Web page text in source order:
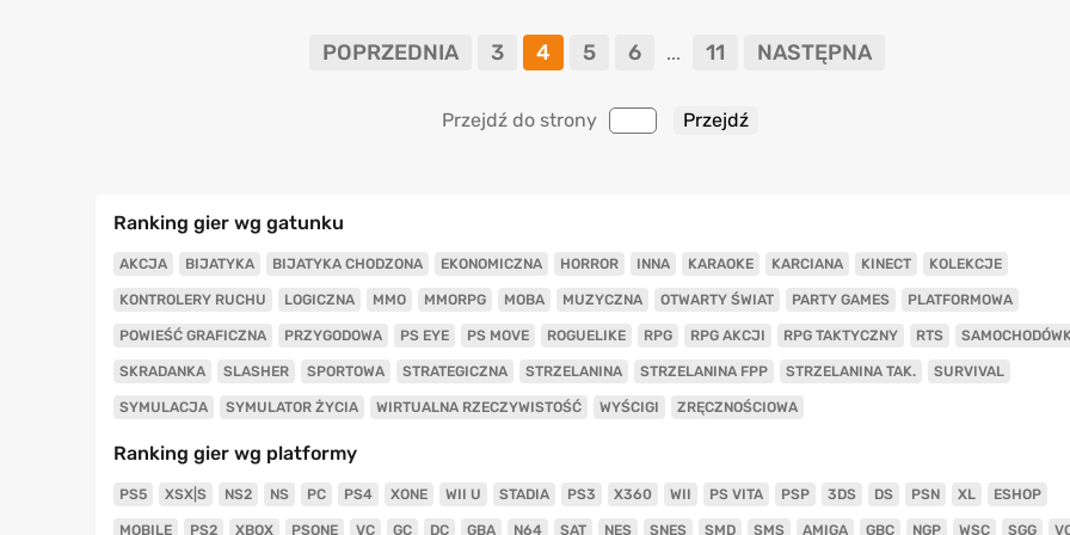
POPRZEDNIA 3 4 5 6 ... 11 NASTĘPNA
Przejdź do strony
Ranking gier wg gatunku
AKCJA BIJATYKA BIJATYKA CHODZONA EKONOMICZNA HORROR INNA KARAOKE KARCIANA KINECT KOLEKCJE
KONTROLERY RUCHU LOGICZNA MMO MMORPG MOBA MUZYCZNA OTWARTY ŚWIAT PARTY GAMES PLATFORMOWA
POWIEŚĆ GRAFICZNA PRZYGODOWA PS EYE PS MOVE ROGUELIKE RPG RPG AKCJI RPG TAKTYCZNY RTS
SKRADANKA SLASHER SPORTOWA STRATEGICZNA STRZELANINA STRZELANINA FPP STRZELANINA TAK. SURVIVAL
SYMULACJA SYMULATOR ŻYCIA WIRTUALNA RZECZYWISTOŚĆ WYŚCIGI ZRĘCZNOŚCIOWA
Ranking gier wg platformy
PS5 XSX|S NS2 NS PC PS4 XONE WII U STADIA PS3 X360 WII PS VITA PSP 3DS DS PSN XL ESHOP
MOBILE PS2 XBOX PSONE VC GC DC GBA N64 SAT NES SNES SMD SMS AMIGA GBC NGP WSC SGG